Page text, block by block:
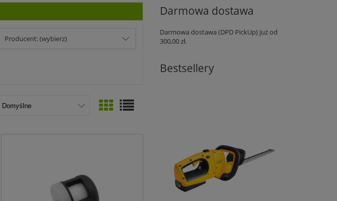
Producent: (wybierz)
Darmowa dostawa
Darmowa dostawa (DPD PickUp) już od
300,00 zł.
Bestsellery